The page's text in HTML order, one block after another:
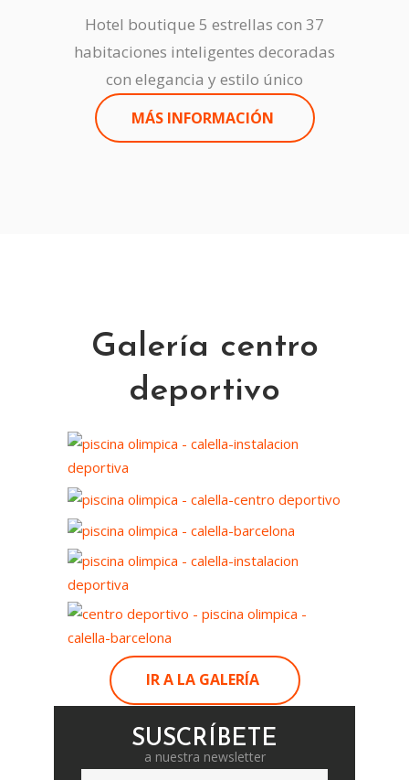
Hotel boutique 5 estrellas con 37
habitaciones inteligentes decoradas
con elegancia y estilo único
MÁS INFORMACIÓN
Galería centro
deportivo
IR A LA GALERÍA
SUSCRÍBETE
a nuestra newsletter